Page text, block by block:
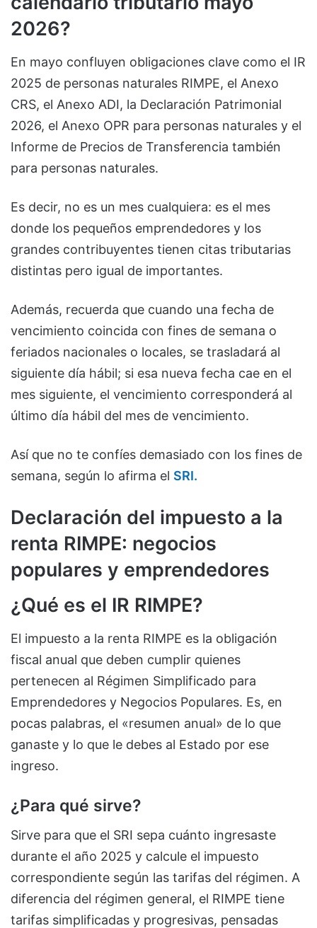
2026?
En mayo confluyen obligaciones clave como el IR
2025 de personas naturales RIMPE, el Anexo
CRS, el Anexo ADI, la Declaración Patrimonial
2026, el Anexo OPR para personas naturales y el
Informe de Precios de Transferencia también
para personas naturales.
Es decir, no es un mes cualquiera: es el mes
donde los pequeños emprendedores y los
grandes contribuyentes tienen citas tributarias
distintas pero igual de importantes.
Además, recuerda que cuando una fecha de
vencimiento coincida con fines de semana o
feriados nacionales o locales, se trasladará al
siguiente día hábil; si esa nueva fecha cae en el
mes siguiente, el vencimiento corresponderá al
último día hábil del mes de vencimiento.
Así que no te confíes demasiado con los fines de
semana, según lo afirma el SRI.
Declaración del impuesto a la
renta RIMPE: negocios
populares y emprendedores
¿Qué es el IR RIMPE?
El impuesto a la renta RIMPE es la obligación
fiscal anual que deben cumplir quienes
pertenecen al Régimen Simplificado para
Emprendedores y Negocios Populares. Es, en
pocas palabras, el «resumen anual» de lo que
ganaste y lo que le debes al Estado por ese
ingreso.
¿Para qué sirve?
Sirve para que el SRI sepa cuánto ingresaste
durante el año 2025 y calcule el impuesto
correspondiente según las tarifas del régimen. A
diferencia del régimen general, el RIMPE tiene
tarifas simplificadas y progresivas, pensadas